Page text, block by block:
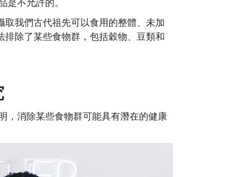
我們古代祖先可以食用的整體、未加
除了某些食物群，包括穀物、豆類和
，消除某些食物群可能具有潛在的健康